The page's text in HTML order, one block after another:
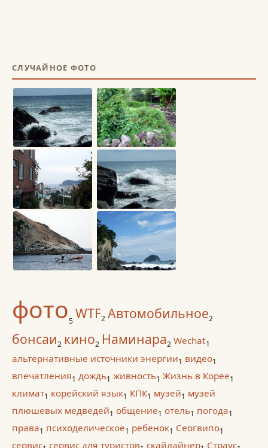
СЛУЧАЙНОЕ ФОТО
фото5 WTF2 Автомобильное2
бонсаи2 кино2 Наминара2 Wechat1
альтернативные источники энергии1 видео1
впечатления1 дождь1 живность1 Жизнь в Корее1
климат1 корейский язык1 КПК1 музей1 музей
плюшевых медведей1 общение1 отель1 погода1
права1 психоделическое1 ребенок1 Сеогвипо1
сервис сервис для туристов скайлайнер Страус